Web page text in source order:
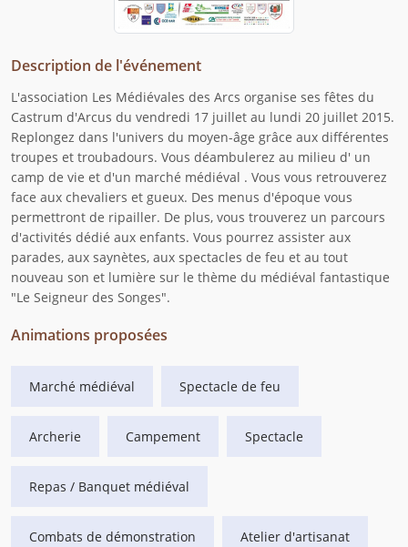
Description de l'événement
L'association Les Médiévales des Arcs organise ses fêtes du
Castrum d'Arcus du vendredi 17 juillet au lundi 20 juillet 2015.
Replongez dans l'univers du moyen-âge grâce aux différentes
troupes et troubadours. Vous déambulerez au milieu d' un
camp de vie et d'un marché médiéval . Vous vous retrouverez
face aux chevaliers et gueux. Des menus d'époque vous
permettront de ripailler. De plus, vous trouverez un parcours
d'activités dédié aux enfants. Vous pourrez assister aux
parades, aux saynètes, aux spectacles de feu et au tout
nouveau son et lumière sur le thème du médiéval fantastique
"Le Seigneur des Songes".
Animations proposées
Marché médiéval Spectacle de feu
Archerie Campement Spectacle
Repas / Banquet médiéval
Combats de démonstration Atelier d'artisanat